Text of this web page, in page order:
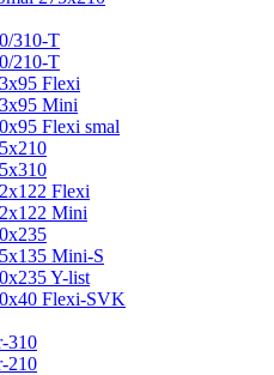
310-T
210-T
Flexi
Mini
Flexi smal
Flexi
Mini
Mini-S
Y-list
Flexi-SVK
310
210